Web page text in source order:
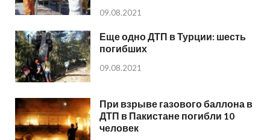
09.08.2021
Еще одно ДТП в Турции: шесть
погибших
09.08.2021
При взрыве газового баллона в
ДТП в Пакистане погибли 10
человек